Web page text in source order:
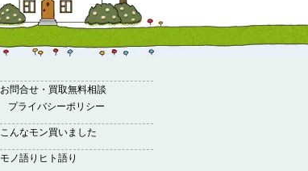
お問合せ・買取無料相談
プライバシーポリシー
こんなモン買いました
モノ語りヒト語り